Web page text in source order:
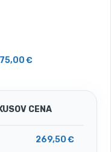
€
CENA
269,50€